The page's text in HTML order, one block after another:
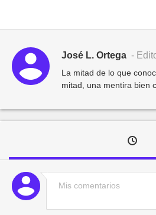
José L. Ortega -
La mitad de lo que
mitad, una mentira bien